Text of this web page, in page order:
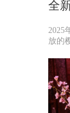
全
2025
放的